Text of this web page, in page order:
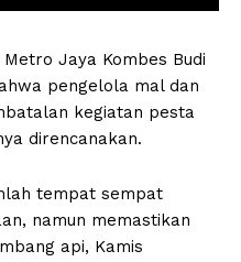
Jaya Kombes Budi
pengelola mal dan
kegiatan pesta
direncanakan.
tempat sempat
namun memastikan
api, Kamis